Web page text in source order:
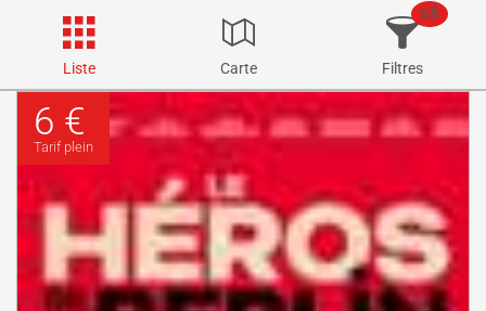
Liste Carte Filtres
68
6 €
Tarif plein